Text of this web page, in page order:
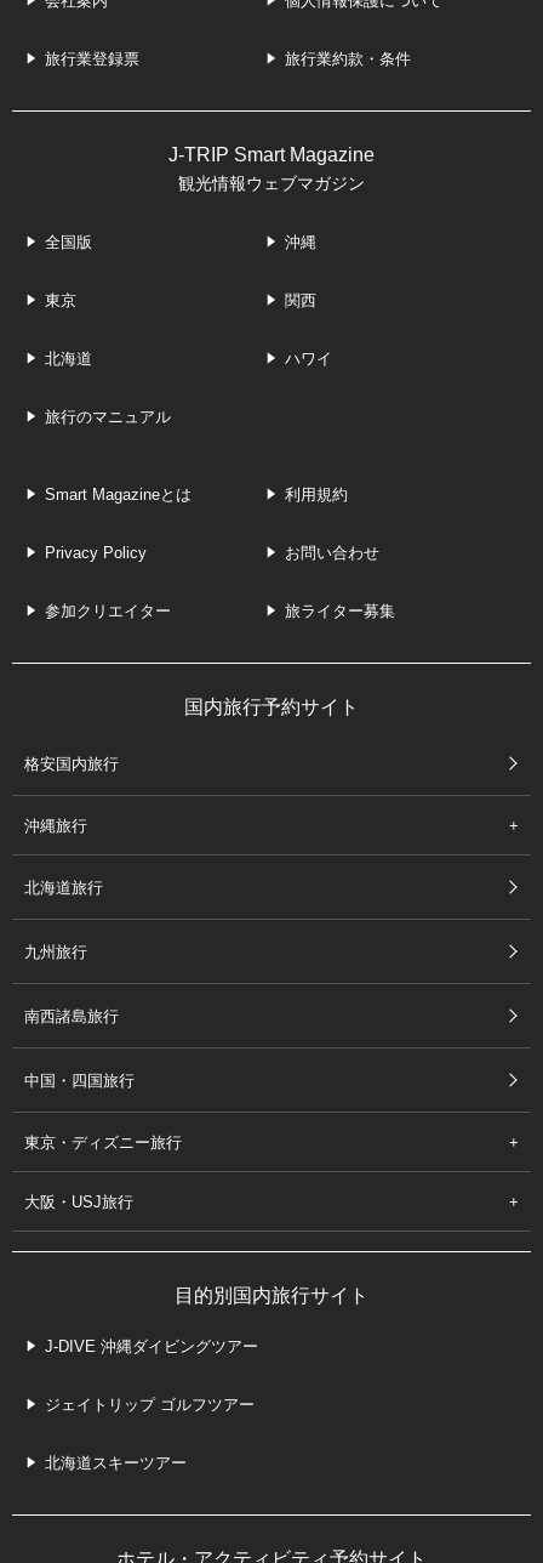
旅行業登録票 旅行業約款・条件
J-TRIP Smart Magazine
観光情報ウェブマガジン
全国版 沖縄
東京 関西
北海道 ハワイ
旅行のマニュアル
Smart Magazineとは 利用規約
Privacy Policy お問い合わせ
参加クリエイター 旅ライター募集
国内旅行予約サイト
格安国内旅行
沖縄旅行
北海道旅行
九州旅行
南西諸島旅行
中国・四国旅行
東京・ディズニー旅行
大阪・USJ旅行
目的別国内旅行サイト
J-DIVE 沖縄ダイビングツアー
ジェイトリップ ゴルフツアー
北海道スキーツアー
ホテル・アクティビティ予約サイト